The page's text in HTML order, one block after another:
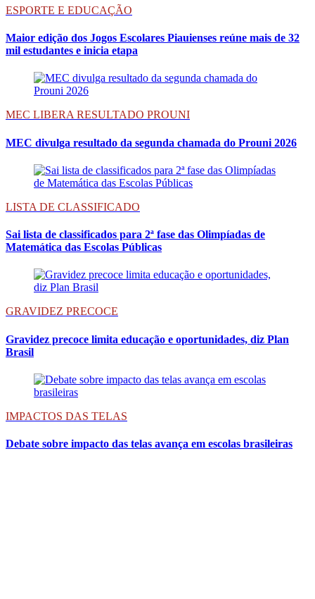
ESPORTE E EDUCAÇÃO
Maior edição dos Jogos Escolares Piauienses reúne mais de 32
mil estudantes e inicia etapa
MEC LIBERA RESULTADO PROUNI
MEC divulga resultado da segunda chamada do Prouni 2026
LISTA DE CLASSIFICADO
Sai lista de classificados para 2ª fase das Olimpíadas de
Matemática das Escolas Públicas
GRAVIDEZ PRECOCE
Gravidez precoce limita educação e oportunidades, diz Plan
Brasil
IMPACTOS DAS TELAS
Debate sobre impacto das telas avança em escolas brasileiras